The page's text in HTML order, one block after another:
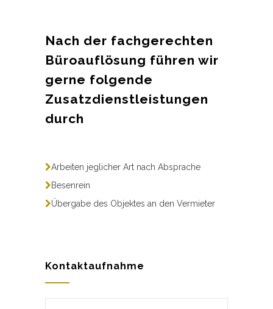
Nach der fachgerechten
Büroauflösung führen wir
gerne folgende
Zusatzdienstleistungen
durch
Arbeiten jeglicher Art nach Absprache
Besenrein
Übergabe des Objektes an den Vermieter
Kontaktaufnahme